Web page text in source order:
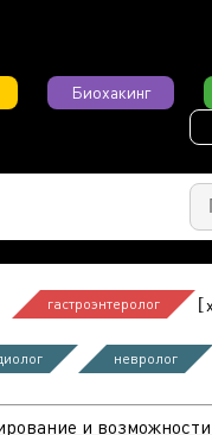
Биохакинг
гастроэнтеролог [x
невролог
и